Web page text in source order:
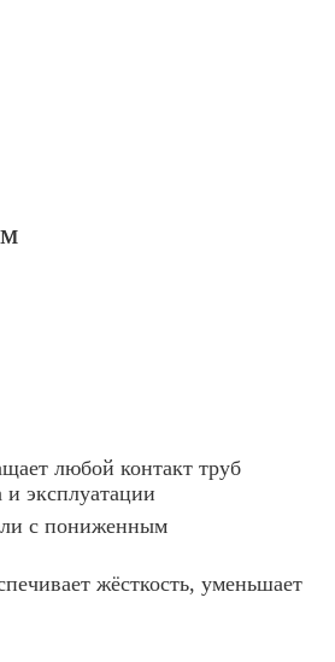
любой контакт труб
эксплуатации
с пониженным
жёсткость, уменьшает